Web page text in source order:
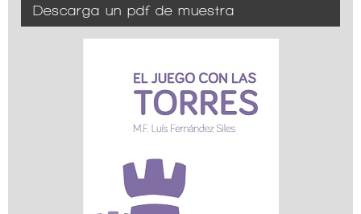
Descarga un pdf de muestra